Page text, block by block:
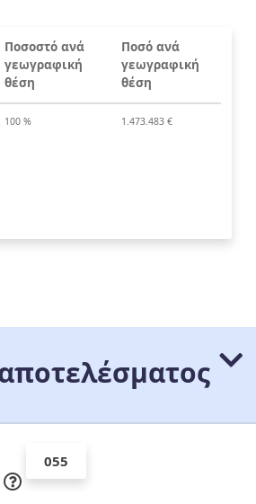
Ποσοστό ανά
γεωγραφική
θέση
Ποσό ανά
γεωγραφική
θέση
100 % 1.473.483 €
055